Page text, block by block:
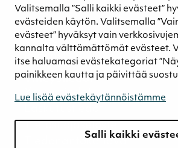
Valitsemalla ”Salli kaikki evästeet”
evästeiden käytön. Valitsemalla
evästeet” hyväksyt vain
kannalta välttämättömät evästeet.
itse haluamasi evästekategoriat
painikkeen kautta ja päivittää
Lue lisää evästekäytännöistämme
Salli kaikki
Retkeilykohteet
Media
Uutiset ja blogit
Podcast
Yhteystiedot
Yhteystiedot
Tiedonantokanava